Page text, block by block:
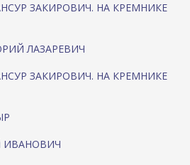
ЗАКИРОВИЧ. НА КРЕМНИКЕ
ЛАЗАРЕВИЧ
ЗАКИРОВИЧ. НА КРЕМНИКЕ
ИВАНОВИЧ